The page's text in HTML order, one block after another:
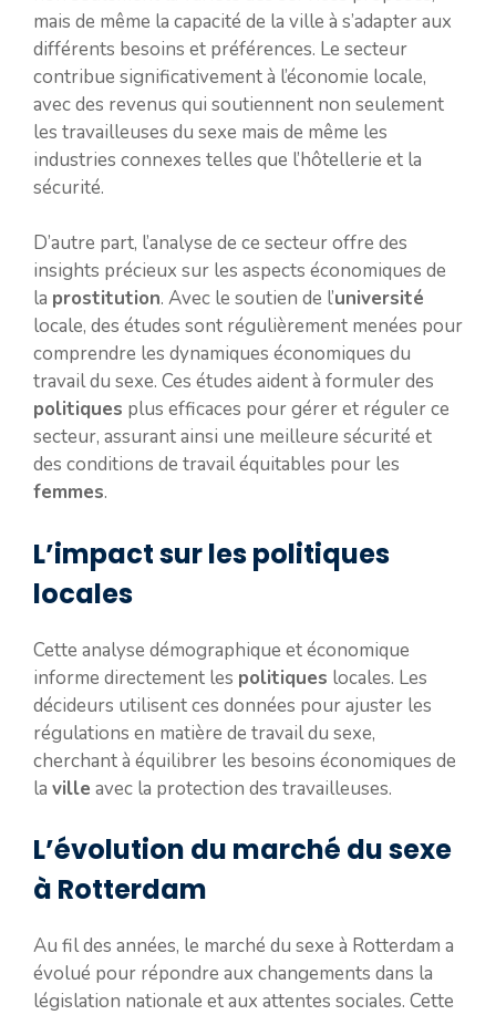
mais de même la capacité de la ville à s’adapter aux
différents besoins et préférences. Le secteur
contribue significativement à l’économie locale,
avec des revenus qui soutiennent non seulement
les travailleuses du sexe mais de même les
industries connexes telles que l’hôtellerie et la
sécurité.
D’autre part, l’analyse de ce secteur offre des
insights précieux sur les aspects économiques de
la prostitution. Avec le soutien de l’université
locale, des études sont régulièrement menées pour
comprendre les dynamiques économiques du
travail du sexe. Ces études aident à formuler des
politiques plus efficaces pour gérer et réguler ce
secteur, assurant ainsi une meilleure sécurité et
des conditions de travail équitables pour les
femmes.
L’impact sur les politiques
locales
Cette analyse démographique et économique
informe directement les politiques locales. Les
décideurs utilisent ces données pour ajuster les
régulations en matière de travail du sexe,
cherchant à équilibrer les besoins économiques de
la ville avec la protection des travailleuses.
L’évolution du marché du sexe
à Rotterdam
Au fil des années, le marché du sexe à Rotterdam a
évolué pour répondre aux changements dans la
législation nationale et aux attentes sociales. Cette